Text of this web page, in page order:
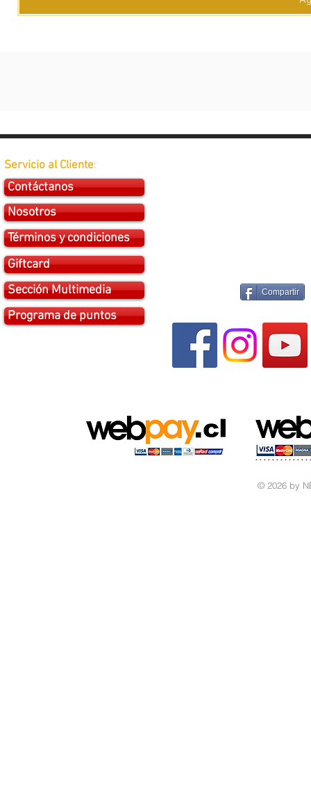
Servicio al Cliente:
Contáctanos
Nosotros
Términos y condiciones
Giftcard
Sección Multimedia
Programa de puntos
Compartir
© 2026 by